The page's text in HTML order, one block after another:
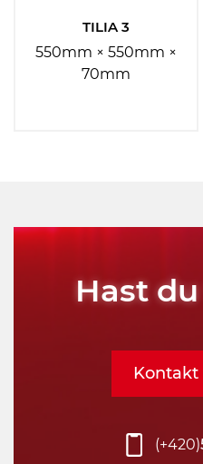
Vyberte
Senzor:
Ne
TILIA 3
550mm × 550mm ×
70mm
Hast
(+420)